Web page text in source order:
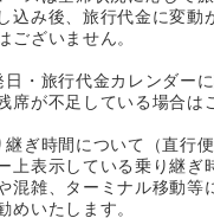
込み後、旅行代金に変動
ございません。
日・旅行代金カレンダー
席が不足している場合は
継ぎ時間について（直行便
上表示している乗り継ぎ
混雑、ターミナル移動等
めいたします。